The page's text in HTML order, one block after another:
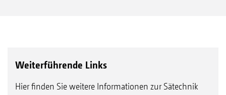
Weiterführende Links
Hier finden Sie weitere Informationen zur Sätechnik